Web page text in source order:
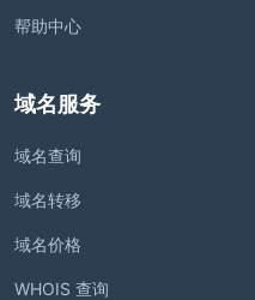
帮助中心
域名服务
域名查询
域名转移
域名价格
WHOIS 查询